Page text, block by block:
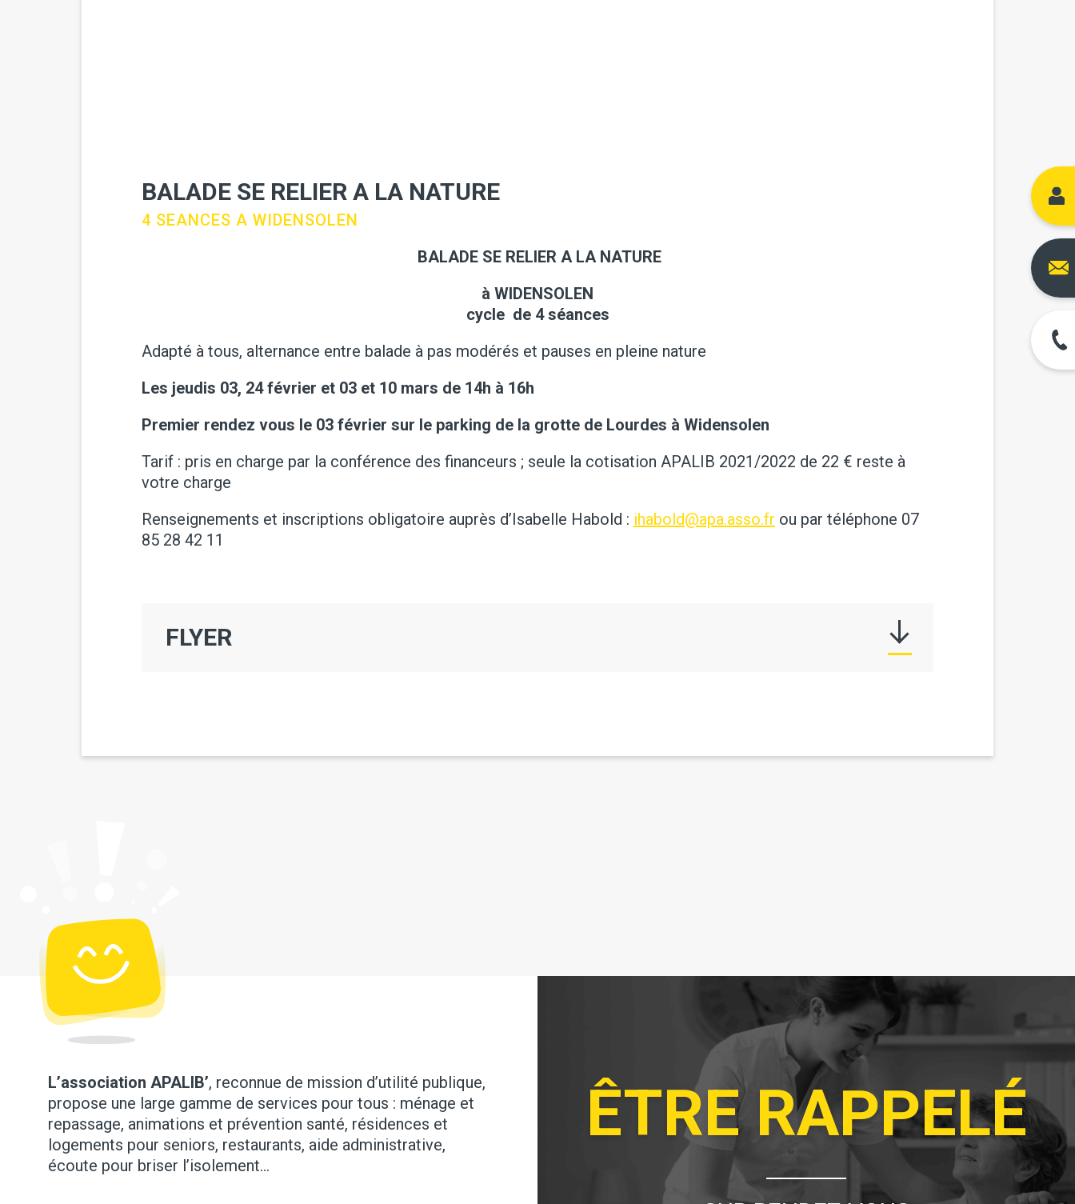
BALADE SE RELIER A LA NATURE
4 SEANCES A WIDENSOLEN
BALADE SE RELIER A LA NATURE
à WIDENSOLEN
cyclede 4 séances
Adapté à tous, alternance entre balade à pas modérés et pauses en pleine nature
Les jeudis 03, 24 février et 03 et 10 mars de 14h à 16h
Premier rendez vous le 03 février sur le parking de la grotte de Lourdes à Widensolen
Tarif : pris en charge par la conférence des financeurs ; seule la cotisation APALIB 2021/2022 de 22 € reste à
votre charge
Renseignements et inscriptions obligatoire auprès d’Isabelle Habold : ihabold@apa.asso.fr ou par téléphone 07
85 28 42 11
FLYER
L’association APALIB’, reconnue de mission d’utilité publique,
propose une large gamme de services pour tous : ménage et
repassage, animations et prévention santé, résidences et
logements pour seniors, restaurants, aide administrative,
écoute pour briser l’isolement…
ÊTRE RAPPELÉ